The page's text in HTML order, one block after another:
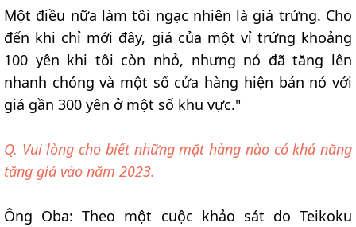
Một điều nữa làm tôi ngạc nhiên là giá trứng. Cho
đến khi chỉ mới đây, giá của một vỉ trứng khoảng
100 yên khi tôi còn nhỏ, nhưng nó đã tăng lên
nhanh chóng và một số cửa hàng hiện bán nó với
giá gần 300 yên ở một số khu vực."
Q. Vui lòng cho biết những mặt hàng nào có khả năng
tăng giá vào năm 2023.
Ông Oba: Theo một cuộc khảo sát do Teikoku